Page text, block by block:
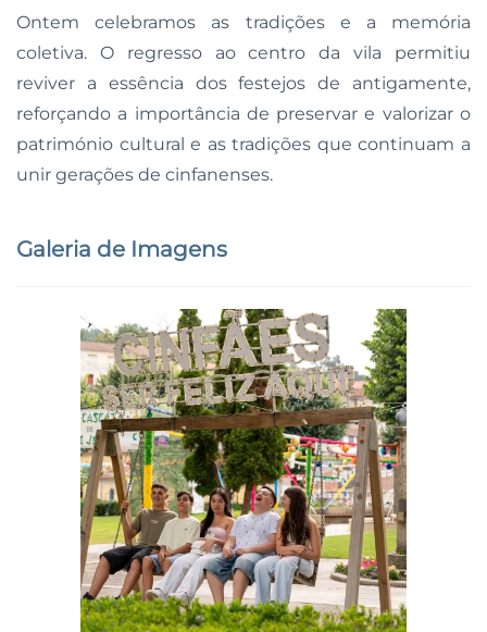
Ontem celebramos as tradições e a memória
coletiva. O regresso ao centro da vila permitiu
reviver a essência dos festejos de antigamente,
reforçando a importância de preservar e valorizar o
património cultural e as tradições que continuam a
unir gerações de cinfanenses.
Galeria de Imagens
Ampliar